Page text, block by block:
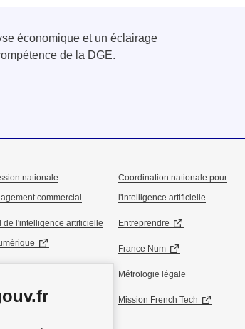
économique et un éclairage
de la DGE.
nationale
commercial
de l'intelligence artificielle
du commerce
Coordination nationale pour
l'intelligence artificielle
Entreprendre
France Num
Métrologie légale
Mission French Tech